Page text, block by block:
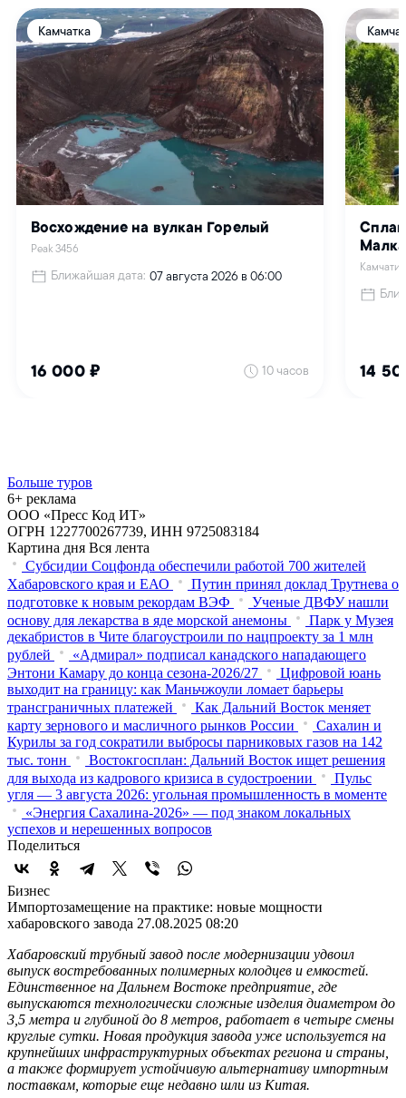
Больше туров
6+ реклама
ООО «Пресс Код ИТ»
ОГРН 1227700267739, ИНН 9725083184
Картина дня Вся лента
Субсидии Соцфонда обеспечили работой 700 жителей
Хабаровского края и ЕАО
Путин принял доклад Трутнева о
подготовке к новым рекордам ВЭФ
Ученые ДВФУ нашли
основу для лекарства в яде морской анемоны
Парк у Музея
декабристов в Чите благоустроили по нацпроекту за 1 млн
рублей
«Адмирал» подписал канадского нападающего
Энтони Камару до конца сезона-2026/27
Цифровой юань
выходит на границу: как Маньчжоули ломает барьеры
трансграничных платежей
Как Дальний Восток меняет
карту зернового и масличного рынков России
Сахалин и
Курилы за год сократили выбросы парниковых газов на 142
тыс. тонн
Востокгосплан: Дальний Восток ищет решения
для выхода из кадрового кризиса в судостроении
Пульс
угля — 3 августа 2026: угольная промышленность в моменте
«Энергия Сахалина-2026» — под знаком локальных
успехов и нерешенных вопросов
Поделиться
Бизнес
Импортозамещение на практике: новые мощности
хабаровского завода 27.08.2025 08:20
Хабаровский трубный завод после модернизации удвоил
выпуск востребованных полимерных колодцев и емкостей.
Единственное на Дальнем Востоке предприятие, где
выпускаются технологически сложные изделия диаметром до
3,5 метра и глубиной до 8 метров, работает в четыре смены
круглые сутки. Новая продукция завода уже используется на
крупнейших инфраструктурных объектах региона и страны,
а также формирует устойчивую альтернативу импортным
поставкам, которые еще недавно шли из Китая.